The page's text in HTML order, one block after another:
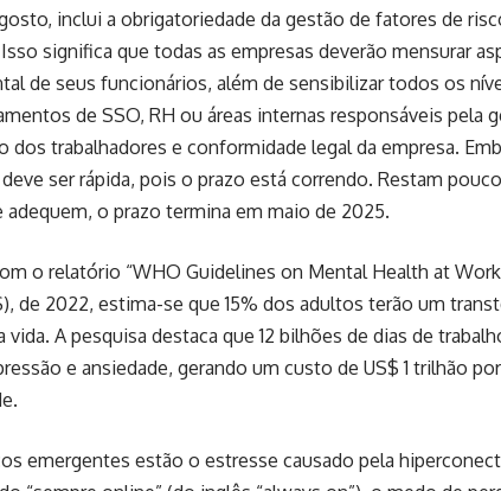
inclui a obrigatoriedade da gestão de fatores de
significa que todas as empresas deverão mensurar
de seus funcionários, além de sensibilizar todos os
de SSO, RH ou áreas internas responsáveis pela
dos trabalhadores e conformidade legal da empresa.
ser rápida, pois o prazo está correndo. Restam
adequem, o prazo termina em maio de 2025.
o relatório “WHO Guidelines on Mental Health at
de 2022, estima-se que 15% dos adultos terão um
A pesquisa destaca que 12 bilhões de dias de
e ansiedade, gerando um custo de US$ 1 trilhão
emergentes estão o estresse causado pela